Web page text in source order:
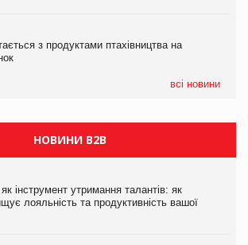
з продуктами птахівництва на
всі новини
з продуктами птахівництва на
з продуктами птахівництва на
НОВИНИ B2B
інструмент утримання талантів: як
лояльність та продуктивність вашої